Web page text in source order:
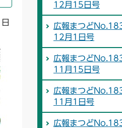
12月15日号
広報まつど
12月1日号
広報まつど
11月15日号
広報まつど
11月1日号
広報まつど